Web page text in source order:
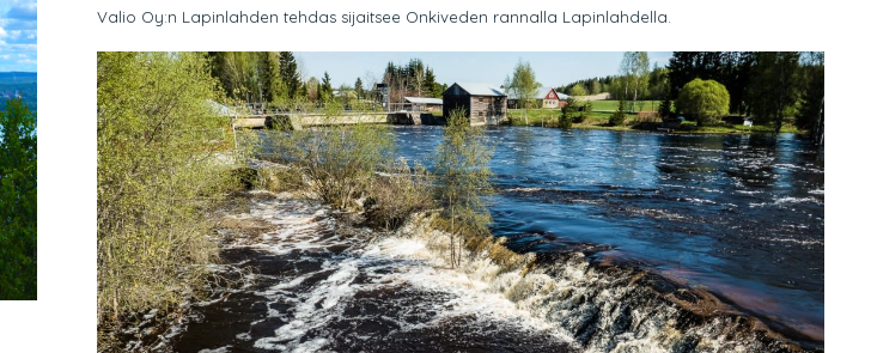
Valio Oy:n Lapinlahden tehdas sijaitsee Onkiveden rannalla Lapinlahdella.